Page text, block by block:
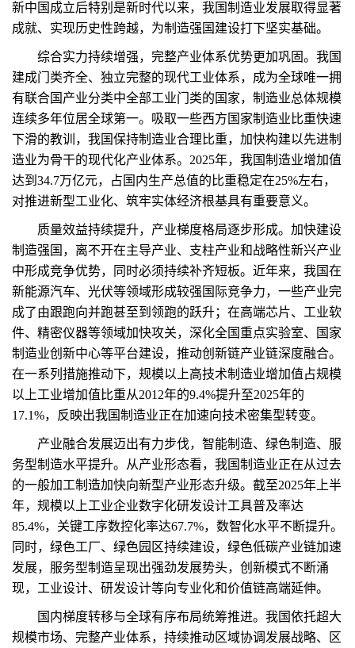
新中国成立后特别是新时代以来，我国制造业发展取得显著
成就、实现历史性跨越，为制造强国建设打下坚实基础。
综合实力持续增强，完整产业体系优势更加巩固。我国
建成门类齐全、独立完整的现代工业体系，成为全球唯一拥
有联合国产业分类中全部工业门类的国家，制造业总体规模
连续多年位居全球第一。吸取一些西方国家制造业比重快速
下滑的教训，我国保持制造业合理比重，加快构建以先进制
造业为骨干的现代化产业体系。2025年，我国制造业增加值
达到34.7万亿元，占国内生产总值的比重稳定在25%左右，
对推进新型工业化、筑牢实体经济根基具有重要意义。
质量效益持续提升，产业梯度格局逐步形成。加快建设
制造强国，离不开在主导产业、支柱产业和战略性新兴产业
中形成竞争优势，同时必须持续补齐短板。近年来，我国在
新能源汽车、光伏等领域形成较强国际竞争力，一些产业完
成了由跟跑向并跑甚至到领跑的跃升；在高端芯片、工业软
件、精密仪器等领域加快攻关，深化全国重点实验室、国家
制造业创新中心等平台建设，推动创新链产业链深度融合。
在一系列措施推动下，规模以上高技术制造业增加值占规模
以上工业增加值比重从2012年的9.4%提升至2025年的
17.1%，反映出我国制造业正在加速向技术密集型转变。
产业融合发展迈出有力步伐，智能制造、绿色制造、服
务型制造水平提升。从产业形态看，我国制造业正在从过去
的一般加工制造加快向新型产业形态升级。截至2025年上半
年，规模以上工业企业数字化研发设计工具普及率达
85.4%，关键工序数控化率达67.7%，数智化水平不断提升。
同时，绿色工厂、绿色园区持续建设，绿色低碳产业链加速
发展，服务型制造呈现出强劲发展势头，创新模式不断涌
现，工业设计、研发设计等向专业化和价值链高端延伸。
国内梯度转移与全球有序布局统筹推进。我国依托超大
规模市场、完整产业体系，持续推动区域协调发展战略、区